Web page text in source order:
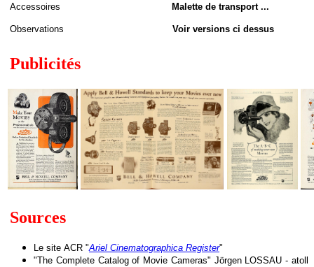
Accessoires Malette de transport ...
Observations Voir versions ci dessus
Publicités
Sources
Le site ACR "Ariel Cinematographica Register"
"The Complete Catalog of Movie Cameras" Jörgen LOSSAU - atoll